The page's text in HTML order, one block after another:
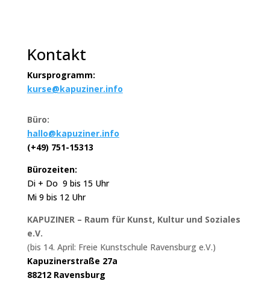
Kontakt
Kursprogramm:
kurse@kapuziner.info
Büro:
hallo@kapuziner.info
(+49) 751-15313
Bürozeiten:
Di + Do 9 bis 15 Uhr
Mi 9 bis 12 Uhr
KAPUZINER – Raum für Kunst, Kultur und Soziales
e.V.
(bis 14. April: Freie Kunstschule Ravensburg e.V.)
Kapuzinerstraße 27a
88212 Ravensburg